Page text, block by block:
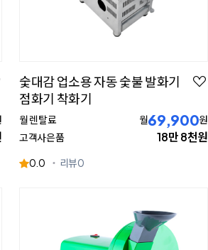
숯대감 업소용 자동 숯불 발화기
점화기 착화기
월 렌탈료 월69,900원
고객사은품
18만 8천원
0.0 리뷰0